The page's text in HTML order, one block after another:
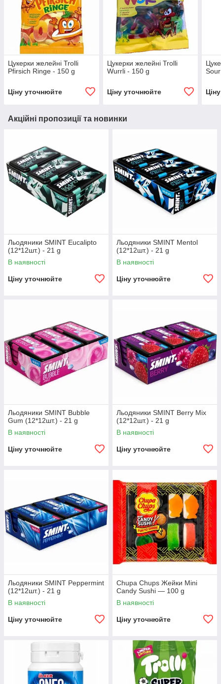
Цукерки желейні Trolli
Pfirsich Ringe - 150 g
Ціну уточнюйте
Цукерки желейні Trolli
Wurrli - 150 g
Ціну уточнюйте
Акційні пропозиції та новинки
Льодяники SMINT Eucalipto
(12*12шт.) - 21 g
В наявності
Ціну уточнюйте
Льодяники SMINT Mentol
(12*12шт.) - 21 g
В наявності
Ціну уточнюйте
Льодяники SMINT Bubble
Gum (12*12шт.) - 21 g
В наявності
Ціну уточнюйте
Льодяники SMINT Berry Mix
(12*12шт.) - 21 g
В наявності
Ціну уточнюйте
Льодяники SMINT Peppermint
(12*12шт.) - 21 g
В наявності
Ціну уточнюйте
Chupa Chups Жейки Mini
Candy Sushi — 100 g
В наявності
Ціну уточнюйте